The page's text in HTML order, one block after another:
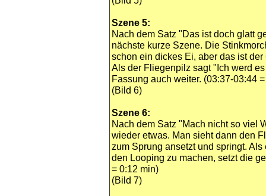
Szene 5:
Nach dem Satz "Das ist doch glatt
nächste kurze Szene. Die
schon ein dickes Ei, aber das ist
Als der Fliegenpilz sagt "Ich werd
Fassung auch weiter. (03:37-03:44
(Bild 6)
Szene 6:
Nach dem Satz "Mach nicht so viel
wieder etwas. Man sieht dann den
zum Sprung ansetzt und springt.
den Looping zu machen, setzt die
= 0:12 min)
(Bild 7)